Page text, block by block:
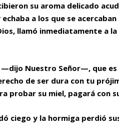
su aroma delicado
a los que se
llamó inmediatamente a
Nuestro Señor—, que es
de ser dura con tu
probar su miel, pagará con
ciego y la hormiga perdió